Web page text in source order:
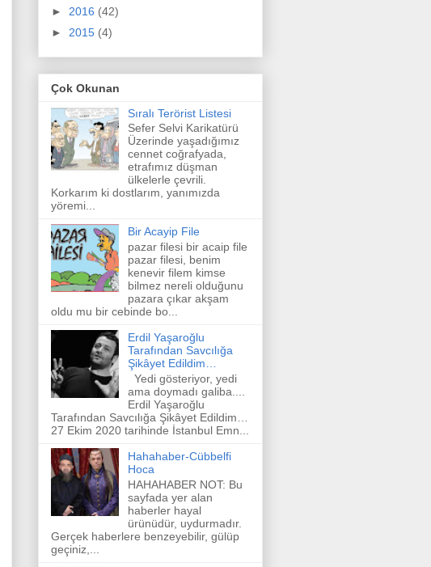
► 2016 (42)
► 2015 (4)
Çok Okunan
Sıralı Terörist Listesi
Sefer Selvi Karikatürü
Üzerinde yaşadığımız
cennet coğrafyada,
etrafımız düşman
ülkelerle çevrili.
Korkarım ki dostlarım, yanımızda
yöremi...
Bir Acayip File
pazar filesi bir acaip file
pazar filesi, benim
kenevir filem kimse
bilmez nereli olduğunu
pazara çıkar akşam
oldu mu bir cebinde bo...
Erdil Yaşaroğlu
Tarafından Savcılığa
Şikâyet Edildim…
Yedi gösteriyor, yedi
ama doymadı galiba....
Erdil Yaşaroğlu
Tarafından Savcılığa Şikâyet Edildim…
27 Ekim 2020 tarihinde İstanbul Emn...
Hahahaber-Cübbelfi
Hoca
HAHAHABER NOT: Bu
sayfada yer alan
haberler hayal
ürünüdür, uydurmadır.
Gerçek haberlere benzeyebilir, gülüp
geçiniz,...